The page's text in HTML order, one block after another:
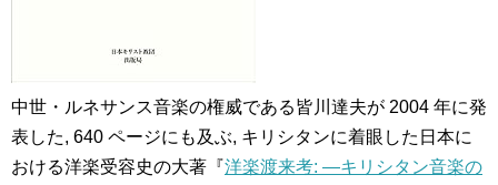
中世・ルネサンス音楽の権威である皆川達夫が 2004 年に発
表した, 640 ページにも及ぶ, キリシタンに着眼した日本に
おける洋楽受容史の大著『洋楽渡来考: ―キリシタン音楽の